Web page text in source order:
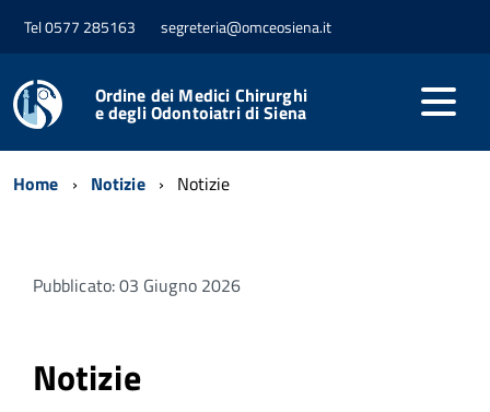
Tel 0577 285163 segreteria@omceosiena.it
Ordine dei Medici Chirurghi
e degli Odontoiatri di Siena
Home Notizie Notizie
Pubblicato: 03 Giugno 2026
Notizie